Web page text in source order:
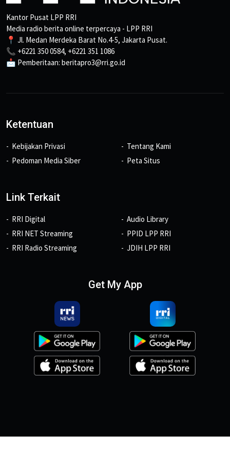
Kantor Pusat LPP RRI
Media radio berita online terpercaya - LPP RRI
📍 Jl. Medan Merdeka Barat No.4-5, Jakarta Pusat.
📞 +6221 350 0584, +6221 351 1086
📩 Pemberitaan: beritapro3@rri.go.id
Ketentuan
Kebijakan Privasi
Pedoman Media Siber
Tentang Kami
Peta Situs
Link Terkait
RRI Digital
RRI NET Streaming
RRI Radio Streaming
Audio Library
PPID LPP RRI
JDIH LPP RRI
Get My App